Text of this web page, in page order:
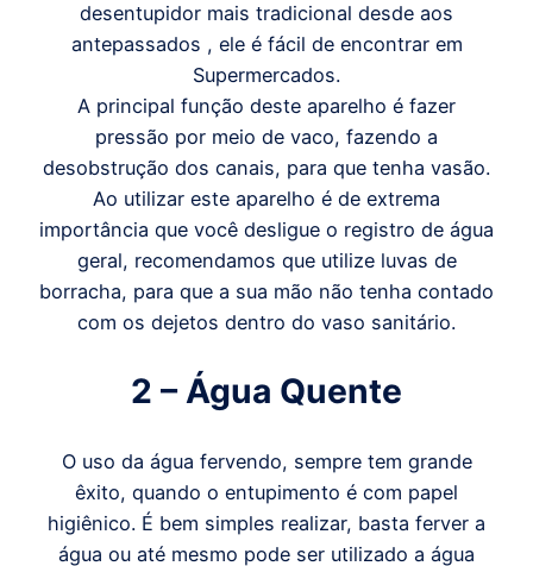
desentupidor mais tradicional desde aos
antepassados , ele é fácil de encontrar em
Supermercados.
A principal função deste aparelho é fazer
pressão por meio de vaco, fazendo a
desobstrução dos canais, para que tenha vasão.
Ao utilizar este aparelho é de extrema
importância que você desligue o registro de água
geral, recomendamos que utilize luvas de
borracha, para que a sua mão não tenha contado
com os dejetos dentro do vaso sanitário.
2 – Água Quente
O uso da água fervendo, sempre tem grande
êxito, quando o entupimento é com papel
higiênico. É bem simples realizar, basta ferver a
água ou até mesmo pode ser utilizado a água